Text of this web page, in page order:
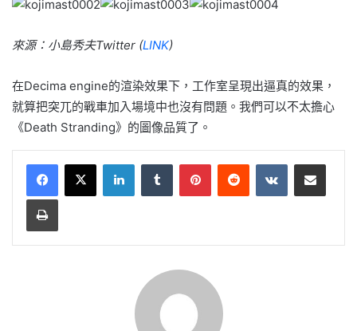
來源：小島秀夫Twitter (LINK)
在Decima engine的渲染效果下，工作室呈現出逼真的效果，
就算把突兀的戰車加入場境中也沒有問題。我們可以不太擔心
《Death Stranding》的圖像品質了。
LinkedInTumblr PinterestReddit VKontakteShare via Email
Print